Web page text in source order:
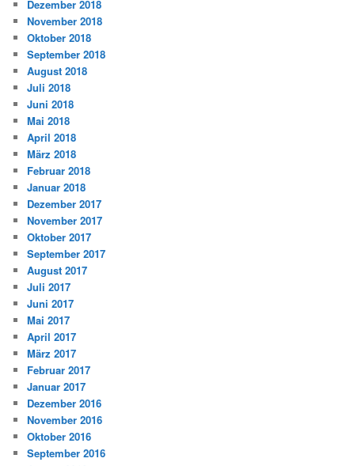
Dezember 2018
November 2018
Oktober 2018
September 2018
August 2018
Juli 2018
Juni 2018
Mai 2018
April 2018
März 2018
Februar 2018
Januar 2018
Dezember 2017
November 2017
Oktober 2017
September 2017
August 2017
Juli 2017
Juni 2017
Mai 2017
April 2017
März 2017
Februar 2017
Januar 2017
Dezember 2016
November 2016
Oktober 2016
September 2016